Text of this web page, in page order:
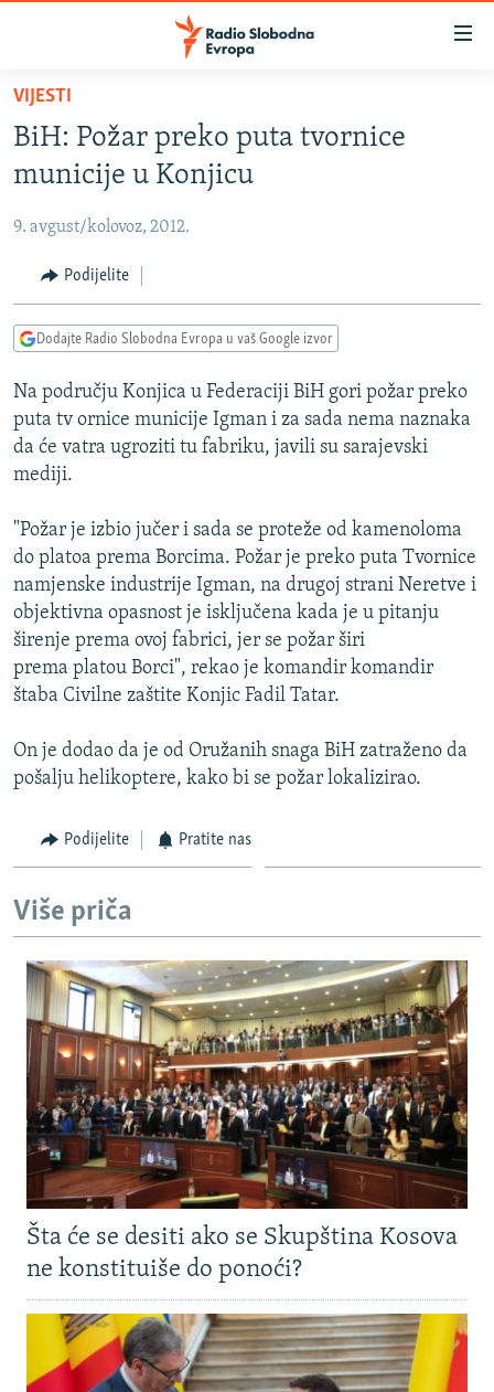
Pređite
glavni
sadržaj
na
navigaciju
Pređite
na
BOSNA I HERCEGOVINA
KOSOVO
CRNA GORA
VIDEO
FOTOGALERIJE
INFOGRAFIKE
PODCASTI
RAT U UKRAJINI
KINA NA BALKANU
RSE PRIČE IZ SVIJETA
ISPRIČAJ MI
DNEVNO@RSE
SPECIJALI RSE
VIŠE OD NASLOVA
GENOCID U SREBRENICI
TV LIBERTY
POST SCRIPTUM
MOJA EVROPA
TRI DECENIJE OD RATA U BIH
SVE KARTE DEJTONA
PRATITE NAS
Sve RFE/RL stranice
VIJESTI
BiH: Požar preko puta tvornice
municije u Konjicu
9. avgust/kolovoz, 2012.
Podijelite
Dodajte Radio Slobodna Evropa u vaš Google izvor
Na području Konjica u Federaciji BiH gori požar preko
puta tv ornice municije Igman i za sada nema naznaka
da će vatra ugroziti tu fabriku, javili su sarajevski
mediji.
"Požar je izbio jučer i sada se proteže od kamenoloma
do platoa prema Borcima. Požar je preko puta Tvornice
namjenske industrije Igman, na drugoj strani Neretve i
objektivna opasnost je isključena kada je u pitanju
širenje prema ovoj fabrici, jer se požar širi
prema platou Borci", rekao je komandir komandir
štaba Civilne zaštite Konjic Fadil Tatar.
On je dodao da je od Oružanih snaga BiH zatraženo da
pošalju helikoptere, kako bi se požar lokalizirao.
Podijelite Pratite nas
Više priča
Šta će se desiti ako se Skupština Kosova
ne konstituiše do ponoći?